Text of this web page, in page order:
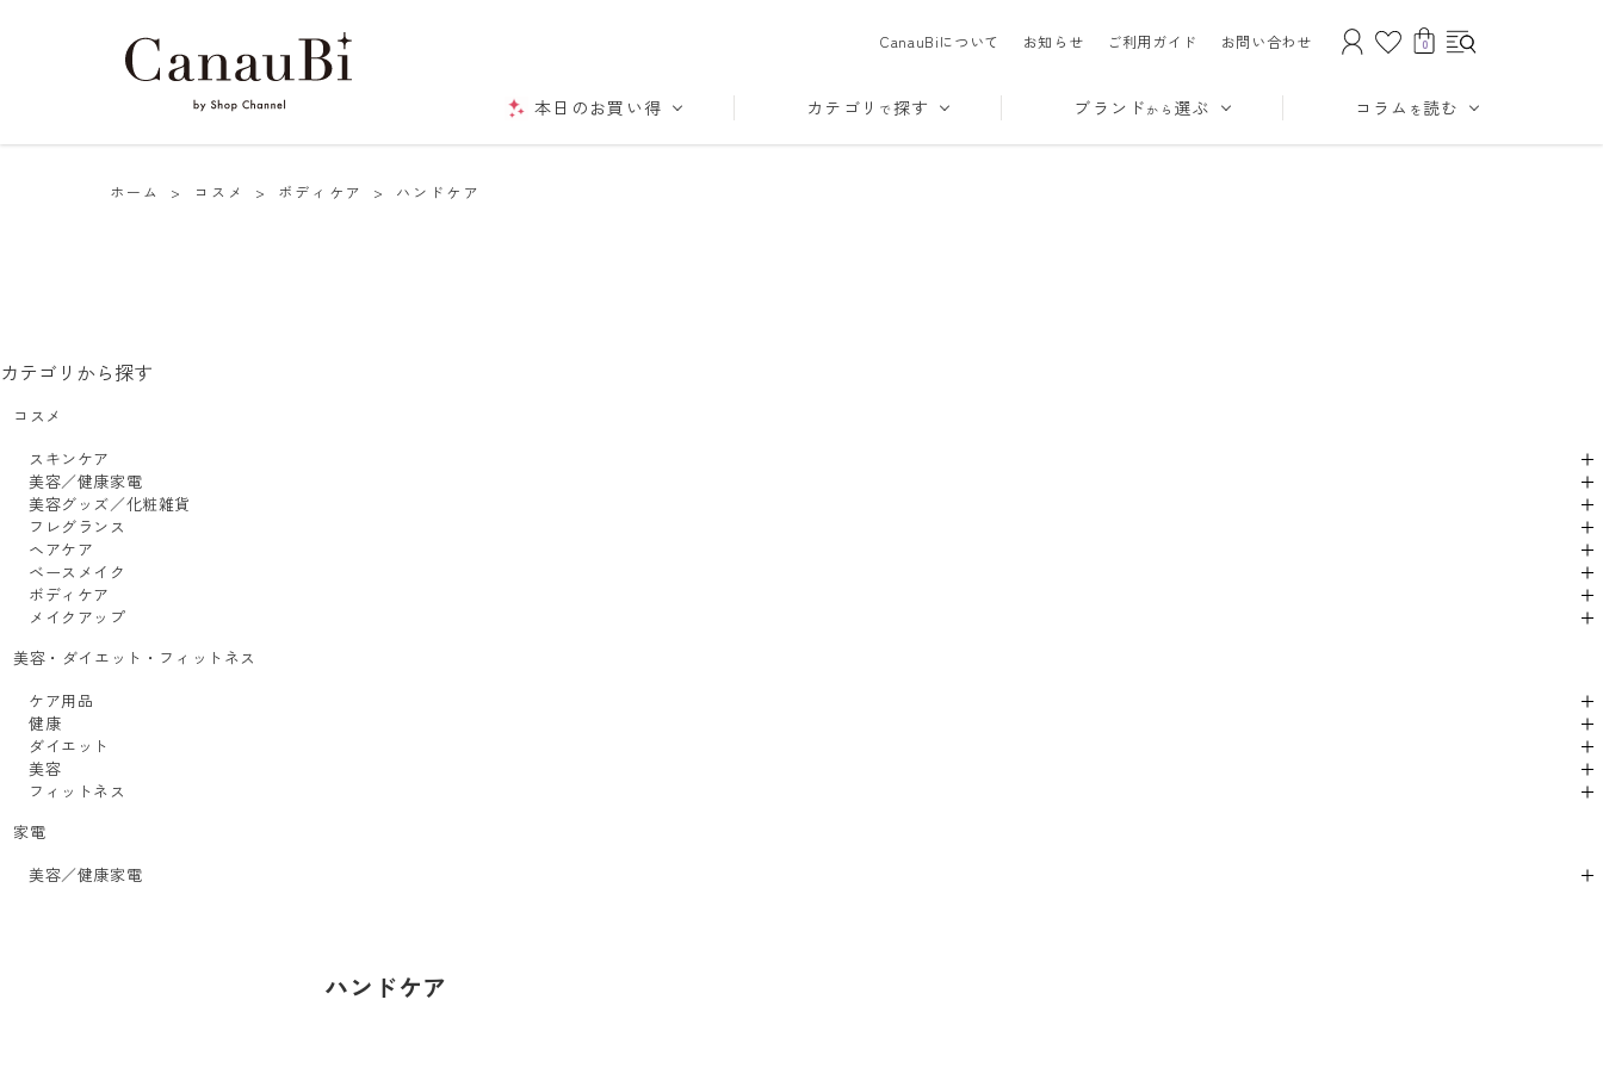
CanauBiについて お知らせ ご利用ガイド お問い合わせ 0
本日のお買い得 カテゴリ で探す ブランド から 選ぶ コラム を読む
ホーム > コスメ > ボディケア > ハンドケア
カテゴリから探す
コスメ
スキンケア
美容／健康家電
美容グッズ／化粧雑貨
フレグランス
ヘアケア
ベースメイク
ボディケア
メイクアップ
美容・ダイエット・フィットネス
ケア用品
健康
ダイエット
美容
フィットネス
家電
美容／健康家電
ハンドケア